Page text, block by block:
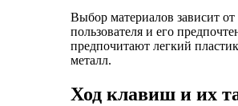
Выбор материалов зависит от
пользователя и его
предпочитают легкий
металл.
Ход клавиш и их